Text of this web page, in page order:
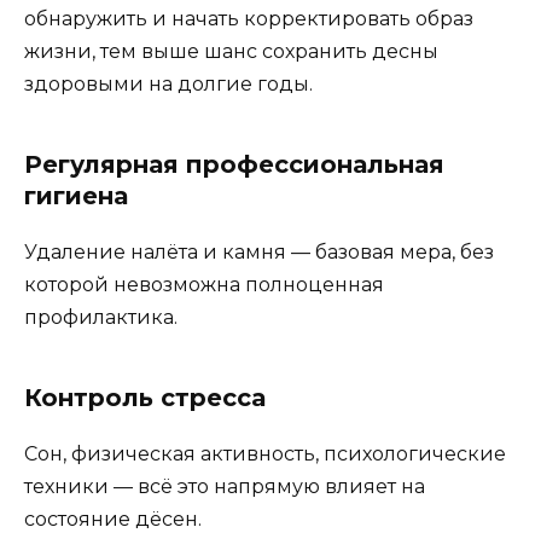
обнаружить и начать корректировать образ
жизни, тем выше шанс сохранить десны
здоровыми на долгие годы.
Регулярная профессиональная
гигиена
Удаление налёта и камня — базовая мера, без
которой невозможна полноценная
профилактика.
Контроль стресса
Сон, физическая активность, психологические
техники — всё это напрямую влияет на
состояние дёсен.